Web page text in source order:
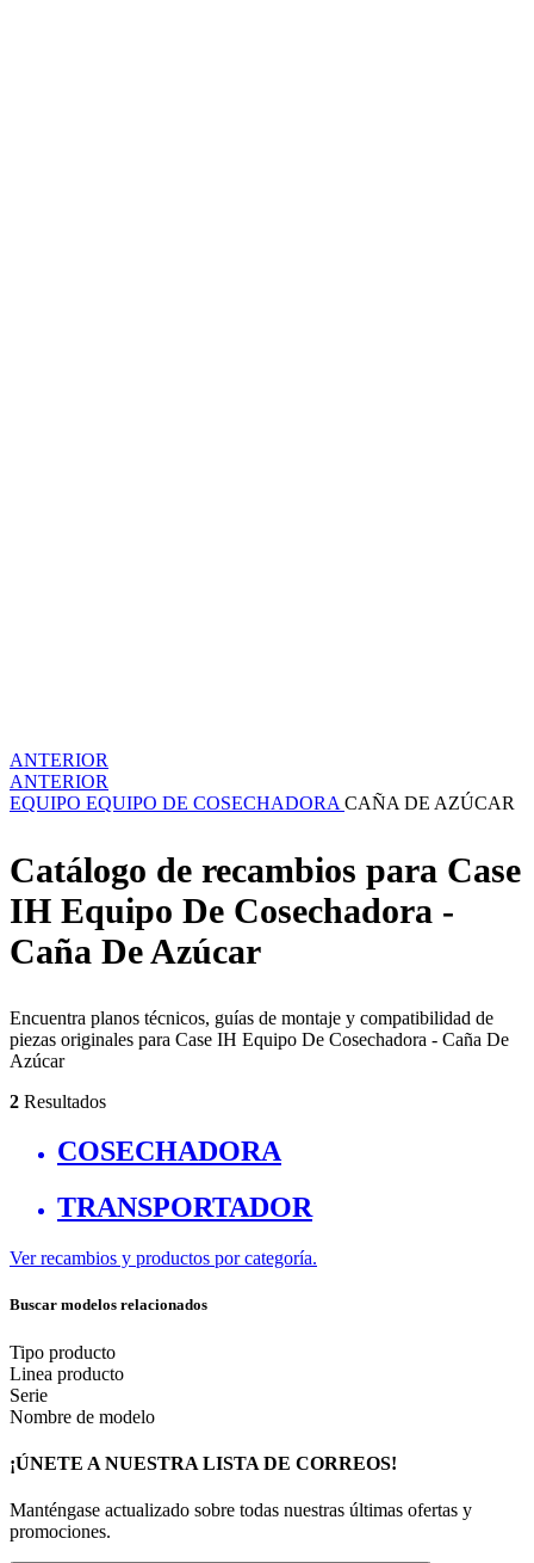
ANTERIOR
ANTERIOR
EQUIPO EQUIPO DE COSECHADORA CAÑA DE AZÚCAR
Catálogo de recambios para Case
IH Equipo De Cosechadora -
Caña De Azúcar
Encuentra planos técnicos, guías de montaje y compatibilidad de
piezas originales para Case IH Equipo De Cosechadora - Caña De
Azúcar
2 Resultados
COSECHADORA
TRANSPORTADOR
Ver recambios y productos por categoría.
Buscar modelos relacionados
Tipo producto
Linea producto
Serie
Nombre de modelo
¡ÚNETE A NUESTRA LISTA DE CORREOS!
Manténgase actualizado sobre todas nuestras últimas ofertas y
promociones.